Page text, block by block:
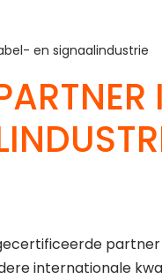
en signaalindustrie
internationale